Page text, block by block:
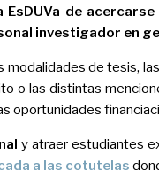
de
investigador en
modalidades de tesis,
o las distintas
oportunidades
y atraer estudiantes
a las cotutelas